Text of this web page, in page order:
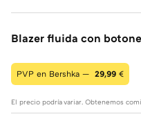
Blazer fluida con
PVP en Bershka — 29,99 €
El precio podría variar. Obtenemos